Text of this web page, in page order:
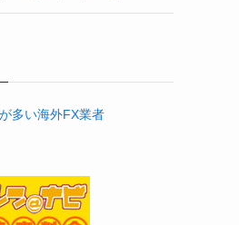
多い海外FX業者